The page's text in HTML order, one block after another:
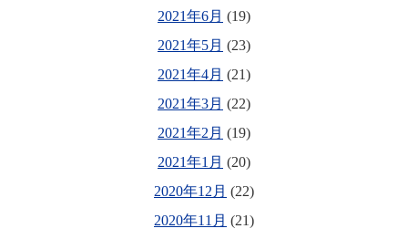
2021年6月 (19)
2021年5月 (23)
2021年4月 (21)
2021年3月 (22)
2021年2月 (19)
2021年1月 (20)
2020年12月 (22)
2020年11月 (21)